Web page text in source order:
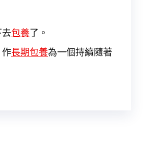
去包養了。
作長期包養為一個持續隨著